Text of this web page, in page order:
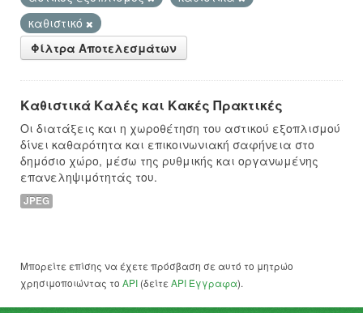
καθιστικό
Φίλτρα Αποτελεσμάτων
Καθιστικά Καλές και Κακές Πρακτικές
Οι διατάξεις και η χωροθέτηση του αστικού εξοπλισμού
δίνει καθαρότητα και επικοινωνιακή σαφήνεια στο
δημόσιο χώρο, μέσω της ρυθμικής και οργανωμένης
επανεληψιμότητάς του.
JPEG
Μπορείτε επίσης να έχετε πρόσβαση σε αυτό το μητρώο
χρησιμοποιώντας το API (δείτε API Έγγραφα).